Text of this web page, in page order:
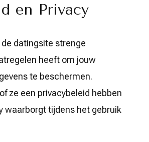
en Privacy
datingsite strenge
heeft om jouw
te beschermen.
ze een privacybeleid hebben
waarborgt tijdens het gebruik